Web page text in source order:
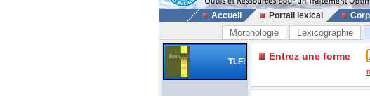
Accueil Portail lexical
Morphologie Lexicographie
TLFi Entrez une forme